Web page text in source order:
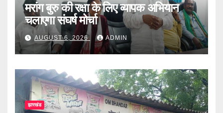
मरांग बुरु की रक्षा के लिए व्यापक अभियान
चलाएगा संघर्ष मोर्चा
AUGUST 6, 2026 ADMIN
झारखंड